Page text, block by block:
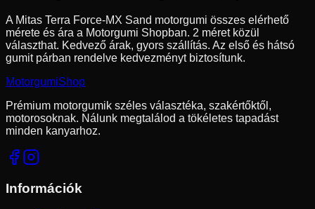
A Mitas Terra Force-MX Sand motorgumi összes elérhető
mérete és ára a Motorgumi Shopban. 2 méret közül
választhat. Kedvező árak, gyors szállítás. Az első és hátsó
gumit párban rendelve kedvezményt biztosítunk.
MotorgumiShop
Prémium motorgumik széles választéka, szakértőktől,
motorosoknak. Nálunk megtalálod a tökéletes tapadást
minden kanyarhoz.
Információk